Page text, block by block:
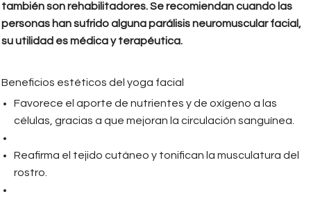
también son rehabilitadores. Se recomiendan cuando las
personas han sufrido alguna parálisis neuromuscular facial,
su utilidad es médica y terapéutica.
Beneficios estéticos del yoga facial
Favorece el aporte de nutrientes y de oxígeno a las
células, gracias a que mejoran la circulación sanguínea.
Reafirma el tejido cutáneo y tonifican la musculatura del
rostro.